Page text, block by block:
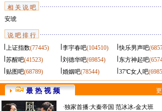
相 关 说 吧
安琥
说 吧 排 行
上证指数(77445) 李宇春吧(104510) 快乐男声吧
苏醒吧(41523) 刘德华吧(69854) 东方神起吧
贴图吧(68789) 婚姻吧(78544) 37℃女人吧
最 热 视 频
·独家首播:大秦帝国 范冰冰-金大班